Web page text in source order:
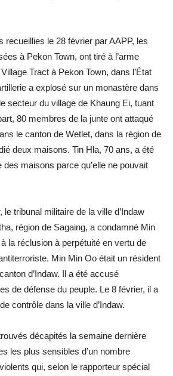
recueillies le 28 février par AAPP, les
à Pekon Town, ont tiré à l’arme
Tract à Pekon Town, dans l’État
a explosé sur un monastère dans
secteur du village de Khaung Ei, tuant
80 membres de la junte ont attaqué
le canton de Wetlet, dans la région de
deux maisons. Tin Hla, 70 ans, a été
des maisons parce qu’elle ne pouvait
le tribunal militaire de la ville d’Indaw
région de Sagaing, a condamné Min
la réclusion à perpétuité en vertu de
Min Min Oo était un résident
d’Indaw. Il a été accusé
de défense du peuple. Le 8 février, il a
contrôle dans la ville d’Indaw.
décapités la semaine dernière
les plus sensibles d’un nombre
qui, selon le rapporteur spécial